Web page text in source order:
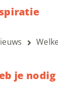
je